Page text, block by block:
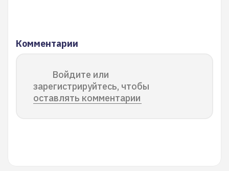
Комментарии
Войдите или
зарегистрируйтесь, чтобы
оставлять комментарии